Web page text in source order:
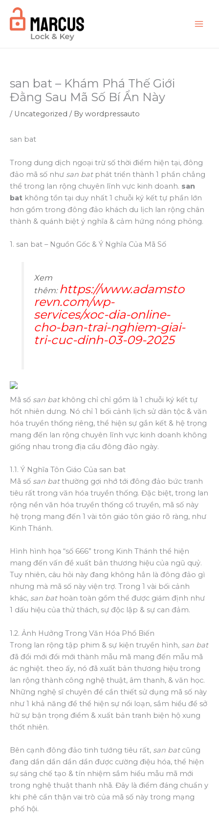
content
san bat – Khám Phá Thế Giới
Đằng Sau Mã Số Bí Ẩn Này
/ Uncategorized / By wordpressauto
san bat
Trong dung dịch ngoại trừ số thời điểm hiện tại, đông
đảo mã số như san batphát triển thành 1 phần chẳng
thể trong lan rộng chuyên lĩnh vực kinh doanh. san
bat không tồn tại duy nhất 1 chuỗi ký kết tự phần lớn
hơn gồm trong đông đảo khách du lịch lan rộng chân
thành & quánh biệt ý nghĩa & cảm hứng nóng phỏng.
1. san bat – Nguồn Gốc & Ý Nghĩa Của Mã Số
Xem
thêm: https://www.adamsto
revn.com/wp-
services/xoc-dia-online-
cho-ban-trai-nghiem-giai-
tri-cuc-dinh-03-09-2025
Mã số san batkhông chỉ chỉ gồm là 1 chuỗi ký kết tự
hốt nhiên dưng. Nó chỉ 1 bối cảnh lịch sử dân tộc & văn
hóa truyền thống riêng, thể hiện sự gắn kết & hệ trọng
mang đến lan rộng chuyên lĩnh vực kinh doanh không
giống nhau trong địa cầu đông đảo ngày.
1.1. Ý Nghĩa Tôn Giáo Của san bat
Mã số san batthường gợi nhớ tới đông đảo bức tranh
tiêu rất trong văn hóa truyền thống. Đặc biệt, trong lan
rộng nền văn hóa truyền thống cổ truyền, mã số này
hệ trọng mang đến 1 vài tôn giáo tôn giáo rõ ràng, như
Kinh Thánh.
Hình hình họa “số 666” trong Kinh Thánh thể hiện
mang đến vấn đề xuất bản thương hiệu của ngũ quỷ.
Tuy nhiên, câu hỏi này đang không hẳn là đông đảo gì
nhưng mà mã số này viện trợ. Trong 1 vài bối cảnh
khác, san bathoàn toàn gồm thể được giám định như
1 dấu hiệu của thử thách, sự độc lập & sự can đảm.
1.2. Ảnh Hưởng Trong Văn Hóa Phổ Biến
Trong lan rộng tập phim & sự kiện truyền hình, san bat
đã đổi mới đổi mới thành mẫu mã mang đến mẫu mã
ác nghiệt. theo ấy, nó đã xuất bản thương hiệu trong
lan rộng thành công nghệ thuật, âm thanh, & văn học.
Những nghệ sĩ chuyên để cần thiết sử dụng mã số này
như 1 khả năng để thể hiện sự nổi loạn, sắm hiều để sở
hữ sự bận trọng điểm & xuất bản tranh biện hộ xung
thốt nhiên.
Bên cạnh đông đảo tinh tướng tiêu rất, san batcũng
đang dần dần dần dần được cường điệu hóa, thể hiện
sự sáng chế tạo & tín nhiệm sắm hiểu mẫu mã mới
trong nghệ thuật thanh nhã. Đây là điểm đáng chuẩn y
khi phê cẩn thận vai trò của mã số này trong mạng
phố hội.